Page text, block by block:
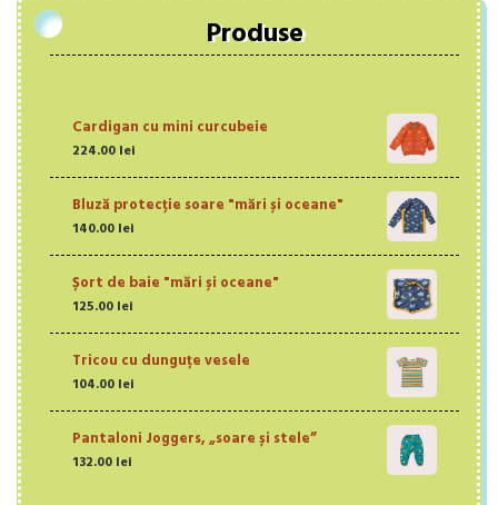
Produse
Cardigan cu mini curcubeie
224.00 lei
Bluză protecție soare "mări și oceane"
140.00 lei
Șort de baie "mări și oceane"
125.00 lei
Tricou cu dunguțe vesele
104.00 lei
Pantaloni Joggers, „soare și stele”
132.00 lei